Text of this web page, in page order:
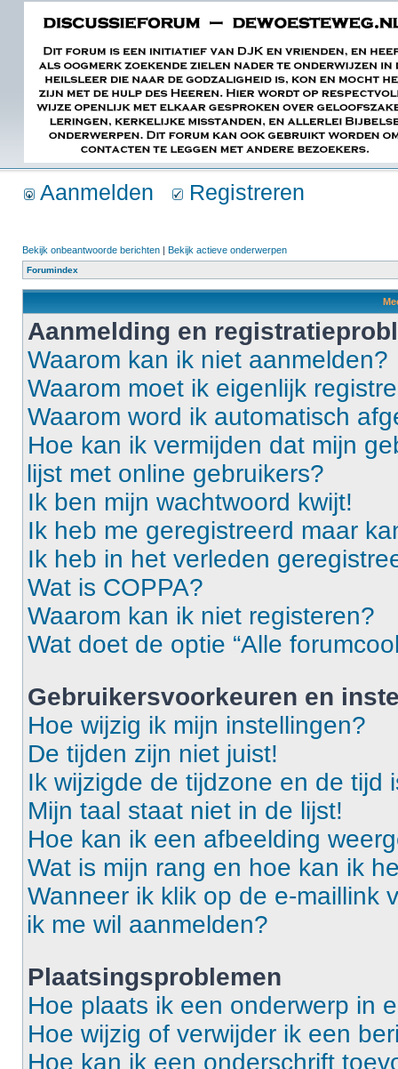
Aanmelden Registreren
Bekijk onbeantwoorde berichten | Bekijk actieve onderwerpen
Forumindex
Aanmelding en
Waarom kan ik niet aanmelden?
Waarom moet ik eigenlijk
Waarom word ik automatisch
Hoe kan ik vermijden dat mijn
lijst met online gebruikers?
Ik ben mijn wachtwoord kwijt!
Ik heb me geregistreerd maar
Ik heb in het verleden
Wat is COPPA?
Waarom kan ik niet registeren?
Wat doet de optie “Alle
Gebruikersvoorkeuren en
Hoe wijzig ik mijn instellingen?
De tijden zijn niet juist!
Ik wijzigde de tijdzone en de tijd
Mijn taal staat niet in de lijst!
Hoe kan ik een afbeelding
Wat is mijn rang en hoe kan ik
Wanneer ik klik op de e-maillink
ik me wil aanmelden?
Plaatsingsproblemen
Hoe plaats ik een onderwerp in
Hoe wijzig of verwijder ik een
Hoe kan ik een onderschrift